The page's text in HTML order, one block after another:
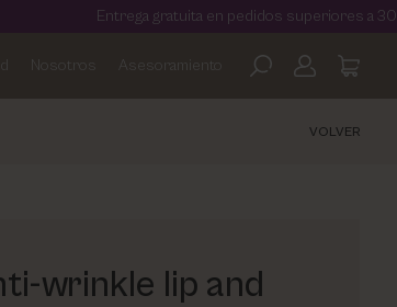
Entrega gratuita en pedidos superiores a 30€
Nosotros Asesoramiento
VOLVER
wrinkle lip and